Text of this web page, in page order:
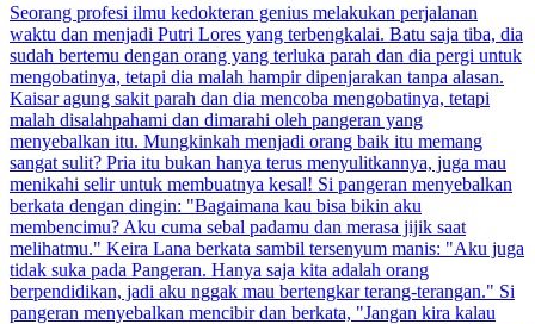
Seorang profesi ilmu kedokteran genius melakukan perjalanan
waktu dan menjadi Putri Lores yang terbengkalai. Batu saja tiba, dia
sudah bertemu dengan orang yang terluka parah dan dia pergi untuk
mengobatinya, tetapi dia malah hampir dipenjarakan tanpa alasan.
Kaisar agung sakit parah dan dia mencoba mengobatinya, tetapi
malah disalahpahami dan dimarahi oleh pangeran yang
menyebalkan itu. Mungkinkah menjadi orang baik itu memang
sangat sulit? Pria itu bukan hanya terus menyulitkannya, juga mau
menikahi selir untuk membuatnya kesal! Si pangeran menyebalkan
berkata dengan dingin: "Bagaimana kau bisa bikin aku
membencimu? Aku cuma sebal padamu dan merasa jijik saat
melihatmu." Keira Lana berkata sambil tersenyum manis: "Aku juga
tidak suka pada Pangeran. Hanya saja kita adalah orang
berpendidikan, jadi aku nggak mau bertengkar terang-terangan." Si
pangeran menyebalkan mencibir dan berkata, "Jangan kira kalau